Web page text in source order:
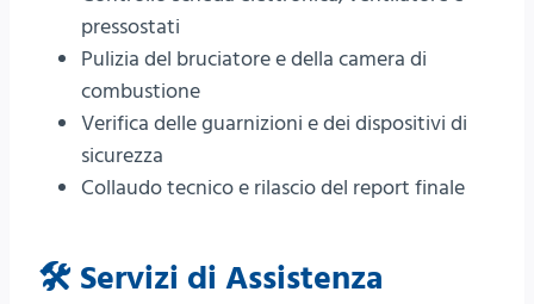
pressostati
Pulizia del bruciatore e della camera di
combustione
Verifica delle guarnizioni e dei dispositivi di
sicurezza
Collaudo tecnico e rilascio del report finale
🛠️ Servizi di Assistenza